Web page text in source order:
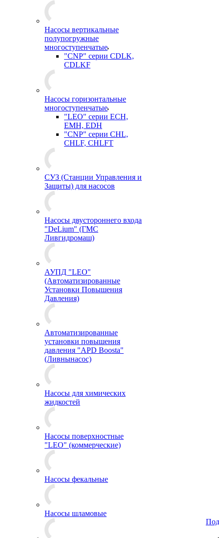
Насосы вертикальные
полупогружные
многоступенчатые
"CNP" серии CDLK,
CDLKF
Насосы горизонтальные
многоступенчатые
"LEO" серии ECH,
EMH, EDH
"CNP" серии CHL,
CHLF, CHLFT
СУЗ (Станции Управления и
Защиты) для насосов
Насосы двустороннего входа
"DeLium" (ГМС
Ливгидромаш)
АУПД "LEO"
(Автоматизированные
Установки Повышения
Давления)
Автоматизированные
установки повышения
давления "APD Boosta"
(Ливнынасос)
Насосы для химических
жидкостей
Насосы поверхностные
"LEO" (коммерческие)
Насосы фекальные
Насосы шламовые